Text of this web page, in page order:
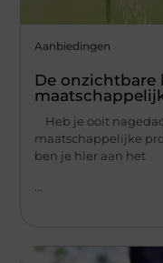
Aanbiedingen
De onzichtbare
Heb je ooit
maatschappelijke
ben je hier aan het